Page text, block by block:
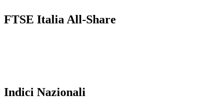
FTSE Italia All-Share
Indici Nazionali